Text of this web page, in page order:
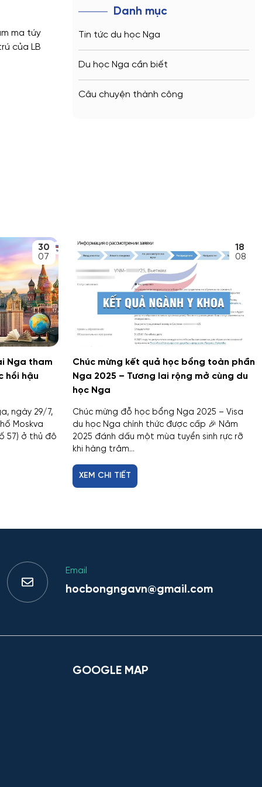
ma túy
của LB
Danh mục
Tin tức du học Nga
Du học Nga cần biết
Câu chuyện thành công
30
07
Nga tham
hồi hậu
ngày 29/7,
Moskva
57) ở thủ đô
18
08
Chúc mừng kết quả học bổng toàn phần
Nga 2025 – Tương lai rộng mở cùng du
học Nga
Chúc mừng đỗ học bổng Nga 2025 – Visa
du học Nga chính thức được cấp 🎉 Năm
2025 đánh dấu một mùa tuyển sinh rực rỡ
khi hàng trăm...
XEM CHI TIẾT
Email
hocbongngavn@gmail.com
GOOGLE MAP